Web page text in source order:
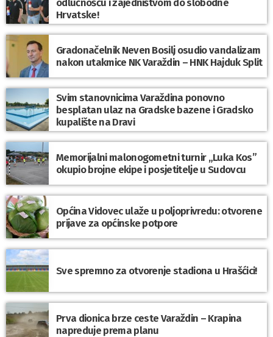
Hrvatske!
Gradonačelnik Neven Bosilj osudio vandalizam
nakon utakmice NK Varaždin – HNK Hajduk Split
Svim stanovnicima Varaždina ponovno
besplatan ulaz na Gradske bazene i Gradsko
kupalište na Dravi
Memorijalni malonogometni turnir „Luka Kos”
okupio brojne ekipe i posjetitelje u Sudovcu
Općina Vidovec ulaže u poljoprivredu: otvorene
prijave za općinske potpore
Sve spremno za otvorenje stadiona u Hrašćici!
Prva dionica brze ceste Varaždin – Krapina
napreduje prema planu